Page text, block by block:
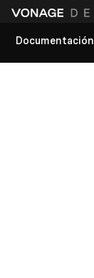
Documentación